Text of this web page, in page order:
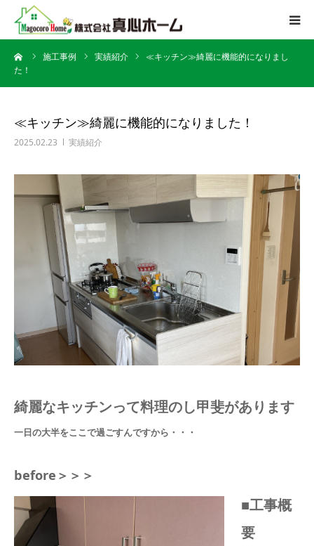
施工事例 実績紹介
≪キッチン≫綺麗に機能的になりまし
た！
≪キッチン≫綺麗に機能的になりました！
2025.02.23 実績紹介
綺麗なキッチンって料理のし甲斐があります
一日の大半をここで過ごすんですから・・・
before＞＞＞
■工事概
要
会社案内
施工迄の流れ
施工事例
よくある質問
アクセス
お問い合わせ